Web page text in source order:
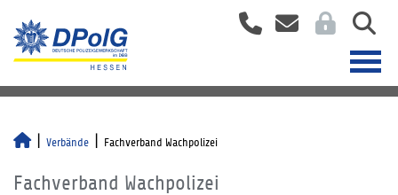
Verbände Fachverband Wachpolizei
Fachverband Wachpolizei